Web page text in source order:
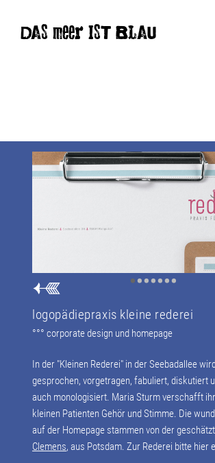
DAS meer IST BLAU
•••••••
logopädiepraxis kleine rederei
°°° corporate design und homepage
In der "Kleinen Rederei" in der Seebadallee
gesprochen, vorgetragen, fabuliert, diskutiert
auch monologisiert. Maria Sturm verschafft
kleinen Patienten Gehör und Stimme. Die
auf der Homepage stammen von der
Clemens, aus Potsdam. Zur Rederei bitte hier